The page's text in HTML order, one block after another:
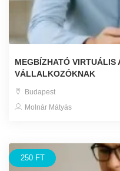
MEGBÍZHATÓ VIRTUÁLIS
VÁLLALKOZÓKNAK
Budapest
Molnár Mátyás
250 FT